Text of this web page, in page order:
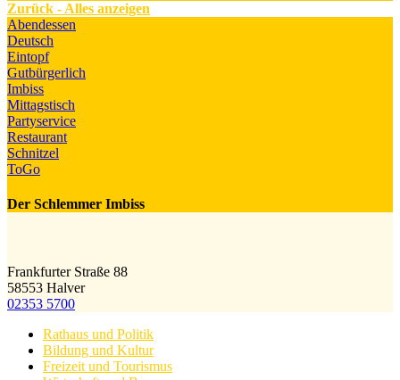
Zurück - Alles anzeigen
Abendessen
Deutsch
Eintopf
Gutbürgerlich
Imbiss
Mittagstisch
Partyservice
Restaurant
Schnitzel
ToGo
Der Schlemmer Imbiss
Frankfurter Straße 88
58553 Halver
02353 5700
Rathaus und Politik
Bildung und Kultur
Freizeit und Tourismus